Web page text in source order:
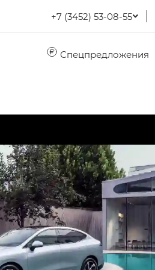
+7 (3452) 53-08-55
Спецпредложения